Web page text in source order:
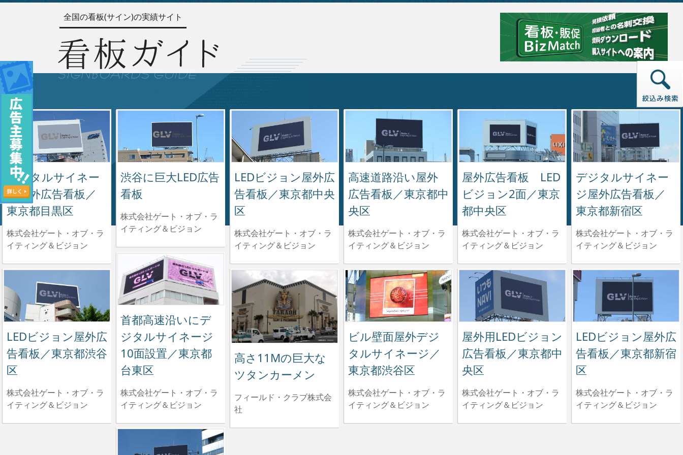
全国の看板(サイン)の実績サイト
デジタルサイネー
ジ屋外広告看板／
東京都目黒区
株式会社ゲート・オブ・ラ
イティング＆ビジョン
渋谷に巨大LED広告
看板
株式会社ゲート・オブ・ラ
イティング＆ビジョン
LEDビジョン屋外広
告看板／東京都中央
区
株式会社ゲート・オブ・ラ
イティング＆ビジョン
高速道路沿い屋外
広告看板／東京都中
央区
株式会社ゲート・オブ・ラ
イティング＆ビジョン
屋外広告看板 LED
ビジョン2面／東京
都中央区
株式会社ゲート・オブ・ラ
イティング＆ビジョン
デジタルサイネー
ジ屋外広告看板／
東京都新宿区
株式会社ゲート・オブ・ラ
イティング＆ビジョン
首都高速沿いにデ
ジタルサイネージ
10面設置／東京都
台東区
株式会社ゲート・オブ・ラ
イティング＆ビジョン
LEDビジョン屋外広
告看板／東京都渋谷
区
株式会社ゲート・オブ・ラ
イティング＆ビジョン
高さ11Mの巨大な
ツタンカーメン
フィールド・クラブ株式会
社
ビル壁面屋外デジ
タルサイネージ／
東京都渋谷区
株式会社ゲート・オブ・ラ
イティング＆ビジョン
屋外用LEDビジョン
広告看板／東京都中
央区
株式会社ゲート・オブ・ラ
イティング＆ビジョン
LEDビジョン屋外広
告看板／東京都新宿
区
株式会社ゲート・オブ・ラ
イティング＆ビジョン